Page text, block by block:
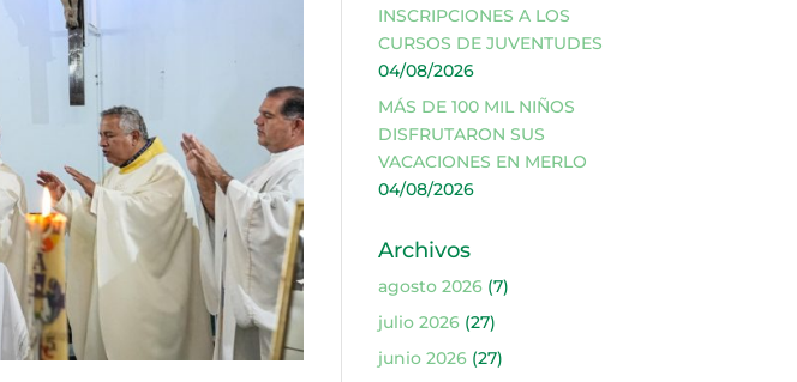
INSCRIPCIONES A LOS
CURSOS DE JUVENTUDES
04/08/2026
MÁS DE 100 MIL NIÑOS
DISFRUTARON SUS
VACACIONES EN MERLO
04/08/2026
Archivos
agosto 2026(7)
julio 2026(27)
junio 2026(27)